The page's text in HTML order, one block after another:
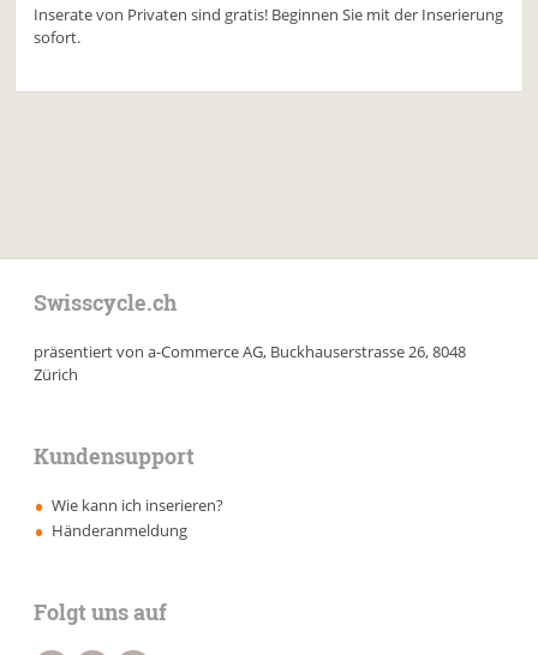
Inserate von Privaten sind gratis! Beginnen Sie mit der Inserierung
sofort.
Swisscycle.ch
präsentiert von a-Commerce AG, Buckhauserstrasse 26, 8048
Zürich
Kundensupport
Wie kann ich inserieren?
Händeranmeldung
Folgt uns auf